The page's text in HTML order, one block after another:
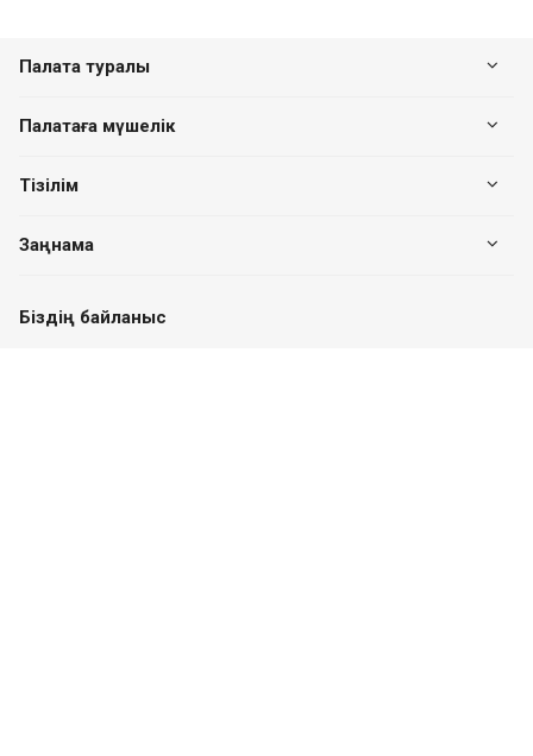
Палата туралы
Палатаға мүшелік
Тізілім
Заңнама
Біздің байланыс